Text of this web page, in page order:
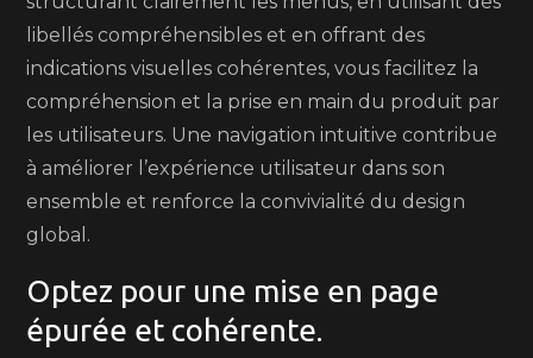
libellés compréhensibles et en offrant des
indications visuelles cohérentes, vous facilitez la
compréhension et la prise en main du produit par
les utilisateurs. Une navigation intuitive contribue
à améliorer l’expérience utilisateur dans son
ensemble et renforce la convivialité du design
global.
Optez pour une mise en page
épurée et cohérente.